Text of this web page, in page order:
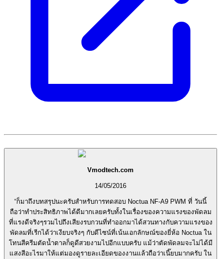
Vmodtech.com
14/05/2016
“ก็มาถึงบทสรุปนะครับสำหรับการทดสอบ Noctua NF-A9 PWM ที่ วันนี้
ถือว่าทำประสิทธิภาพได้ดีมากเลยครับทั้งในเรื่องของความแรงของพัดลม
ที่แรงดีจริงๆรวมไปถึงเสียงรบกวนที่ทำออกมาได้สวนทางกับความแรงของ
พัดลมที่เรีกได้ว่าเงียบจริงๆ กับดีไซน์ที่เน้นเอกลักษณ์ของยี่ห้อ Noctua ใน
โทนสีครีมตัดน้ำตาลก็ดูดีสวยงามไปอีกแบบครับ แม้ว่าตัดพัดลมจะไม่ได้มี
แสงสีอะไรมาให้แต่มองดูรายละเอียดของงานแล้วถือว่าเนี๊ยบมากครับ ใน